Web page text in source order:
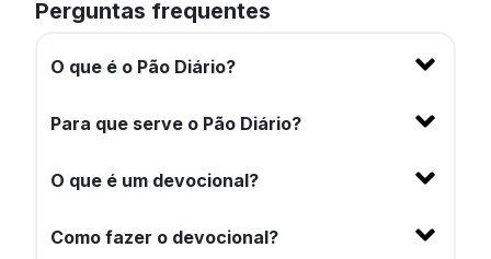
Perguntas frequentes
O que é o Pão Diário?
Para que serve o Pão Diário?
O que é um devocional?
Como fazer o devocional?